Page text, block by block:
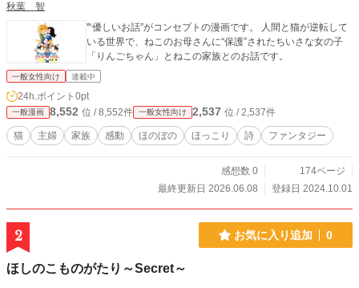
秋葉 智
‷優しいお話”がコンセプトの漫画です。 人間と猫が逆転して
いる世界で、ねこのお母さんに“保護”されたちいさな女の子
「りんごちゃん」とねこの家族とのお話です。
一般女性向け 連載中
24h.ポイント 0pt
一般漫画 8,552 位 / 8,552件 一般女性向け 2,537 位 / 2,537件
猫 主婦 家族 感動 ほのぼの ほっこり 詩 ファンタジー
感想数 0
174ページ
最終更新日 2026.06.08
登録日 2024.10.01
2 お気に入り追加 0
ほしのこものがたり～Secret～